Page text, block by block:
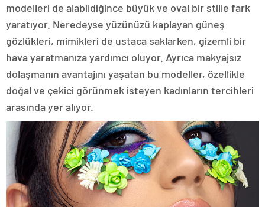
modelleri de alabildiğince büyük ve oval bir stille fark
yaratıyor. Neredeyse yüzünüzü kaplayan güneş
gözlükleri, mimikleri de ustaca saklarken, gizemli bir
hava yaratmanıza yardımcı oluyor. Ayrıca makyajsız
dolaşmanın avantajını yaşatan bu modeller, özellikle
doğal ve çekici görünmek isteyen kadınların tercihleri
arasında yer alıyor.